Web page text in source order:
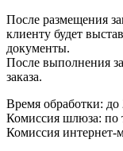
После размещения
клиенту будет
документы.
После выполнения
заказа.
Время обработки: до
Комиссия шлюза: по
Комиссия интернет-